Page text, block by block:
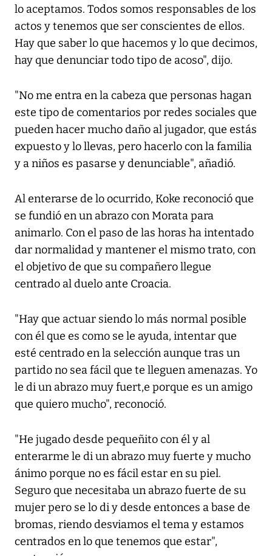
lo aceptamos. Todos somos responsables de los
actos y tenemos que ser conscientes de ellos.
Hay que saber lo que hacemos y lo que decimos,
hay que denunciar todo tipo de acoso", dijo.
"No me entra en la cabeza que personas hagan
este tipo de comentarios por redes sociales que
pueden hacer mucho daño al jugador, que estás
expuesto y lo llevas, pero hacerlo con la familia
y a niños es pasarse y denunciable", añadió.
Al enterarse de lo ocurrido, Koke reconoció que
se fundió en un abrazo con Morata para
animarlo. Con el paso de las horas ha intentado
dar normalidad y mantener el mismo trato, con
el objetivo de que su compañero llegue
centrado al duelo ante Croacia.
"Hay que actuar siendo lo más normal posible
con él que es como se le ayuda, intentar que
esté centrado en la selección aunque tras un
partido no sea fácil que te lleguen amenazas. Yo
le di un abrazo muy fuert,e porque es un amigo
que quiero mucho", reconoció.
"He jugado desde pequeñito con él y al
enterarme le di un abrazo muy fuerte y mucho
ánimo porque no es fácil estar en su piel.
Seguro que necesitaba un abrazo fuerte de su
mujer pero se lo di y desde entonces a base de
bromas, riendo desviamos el tema y estamos
centrados en lo que tenemos que estar",